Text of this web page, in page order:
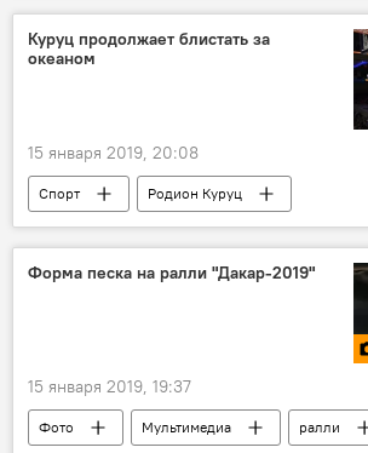
Куруц продолжает блистать за
океаном
15 января 2019, 20:08
Спорт
Родион Куруц
Национальная баскетбольная ассоциация (НБА)
спортсмен
Форма песка на ралли "Дакар-2019"
15 января 2019, 19:37
Фото Мультимедиа
ралли